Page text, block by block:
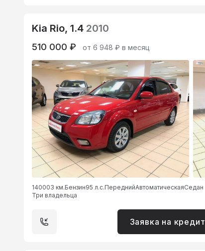
Kia Rio, 1.4 2010
510 000 ₽ от 6 948 ₽ в месяц
140003 км.Бензин95 л.с.ПереднийАвтоматическаяСедан
Три владельца
Заявка на кредит